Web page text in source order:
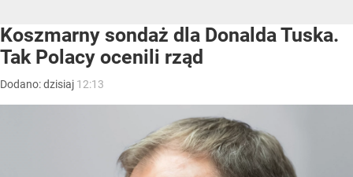
Koszmarny sondaż dla Donalda Tuska.
Tak Polacy ocenili rząd
Dodano:dzisiaj 12:13